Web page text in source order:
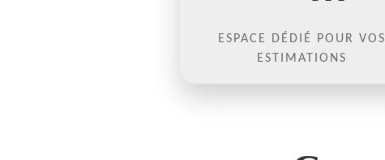
ESPACE DÉDIÉ POUR VOS
ESTIMATIONS